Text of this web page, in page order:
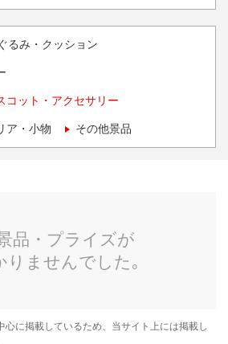
るみ・クッション
コット・アクセサリー
ア・小物 その他景品